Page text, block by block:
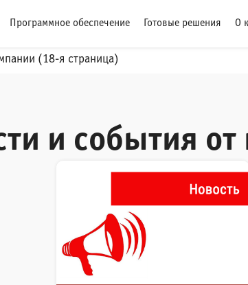
Программное обеспечение Готовые решения О
(18-я страница)
и события